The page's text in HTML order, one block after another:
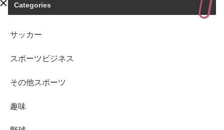
Categories
サッカー
スポーツビジネス
その他スポーツ
趣味